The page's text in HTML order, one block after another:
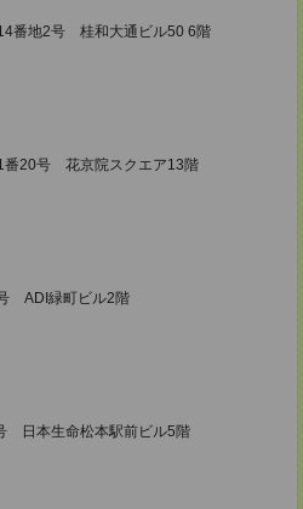
番地2号 桂和大通ビル50 6階
番20号 花京院スクエア13階
ADI緑町ビル2階
日本生命松本駅前ビル5階